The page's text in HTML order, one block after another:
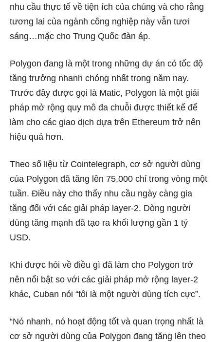
nhu cầu thực tế về tiện ích của chúng và cho rằng
tương lai của ngành công nghiệp này vẫn tươi
sáng…mặc cho Trung Quốc đàn áp.
Polygon đang là một trong những dự án có tốc độ
tăng trưởng nhanh chóng nhất trong năm nay.
Trước đây được gọi là Matic, Polygon là một giải
pháp mở rộng quy mô đa chuỗi được thiết kế để
làm cho các giao dịch dựa trên Ethereum trở nên
hiệu quả hơn.
Theo số liệu từ Cointelegraph, cơ sở người dùng
của Polygon đã tăng lên 75,000 chỉ trong vòng một
tuần. Điều này cho thấy nhu cầu ngày càng gia
tăng đối với các giải pháp layer-2. Dòng người
dùng tăng mạnh đã tạo ra khối lượng gần 1 tỷ
USD.
Khi được hỏi về điều gì đã làm cho Polygon trở
nên nổi bật so với các giải pháp mở rộng layer-2
khác, Cuban nói “tôi là một người dùng tích cực”.
“Nó nhanh, nó hoạt động tốt và quan trọng nhất là
cơ sở người dùng của Polygon đang tăng lên theo